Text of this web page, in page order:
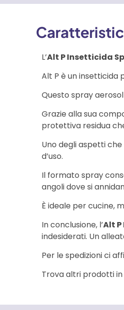
L’Alt P Insetticida
Alt P è un insetticida
Questo spray
Grazie alla sua
protettiva residua
Uno degli aspetti che
d’uso.
Il formato spray
angoli dove si
È ideale per cucine,
In conclusione, l’Alt
indesiderati. Un
Per le spedizioni ci
Trova altri prodotti